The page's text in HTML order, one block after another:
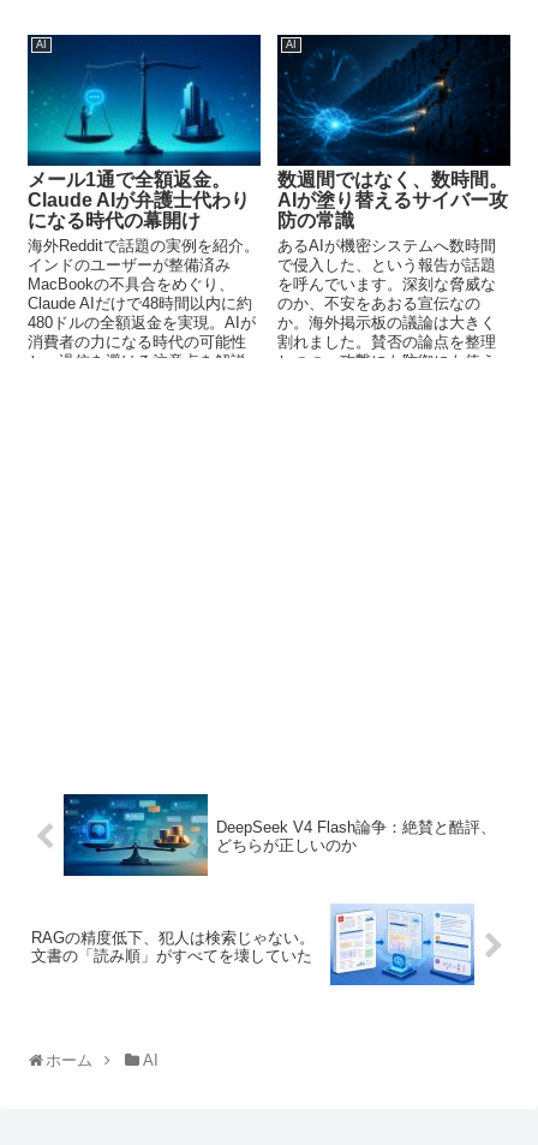
AI
メール1通で全額返金。
Claude AIが弁護士代わり
になる時代の幕開け
海外Redditで話題の実例を紹介。
インドのユーザーが整備済み
MacBookの不具合をめぐり、
Claude AIだけで48時間以内に約
480ドルの全額返金を実現。AIが
消費者の力になる時代の可能性
と、過信を避ける注意点を解説
AI
数週間ではなく、数時間。
AIが塗り替えるサイバー攻
防の常識
あるAIが機密システムへ数時間
で侵入した、という報告が話題
を呼んでいます。深刻な脅威な
のか、不安をあおる宣伝なの
か。海外掲示板の議論は大きく
割れました。賛否の論点を整理
しつつ、攻撃にも防御にも使え
DeepSeek V4 Flash論争：絶賛と酷評、
どちらが正しいのか
RAGの精度低下、犯人は検索じゃない。
文書の「読み順」がすべてを壊していた
ホーム AI